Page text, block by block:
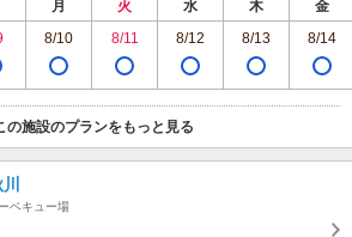
月 火 水 木
金
8/10 8/11 8/12 8/13 8/14
の施設のプランをもっと見る
ベキュー場